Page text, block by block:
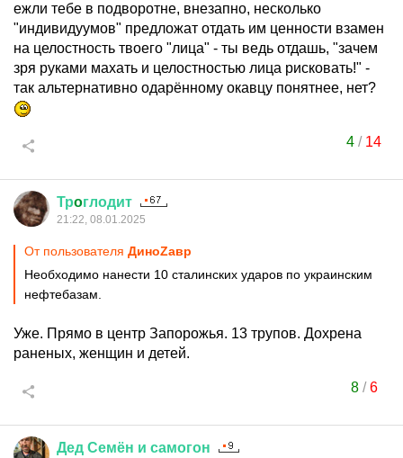
ежли тебе в подворотне, внезапно, несколько
"индивидуумов" предложат отдать им ценности взамен
на целостность твоего "лица" - ты ведь отдашь, "зачем
зря руками махать и целостностью лица рисковать!" -
так альтернативно одарённому окавцу понятнее, нет?
4 / 14
Трoглодит
21:22, 08.01.2025
От пользователя ДиноZавp
Необходимо нанести 10 сталинских ударов по украинским
нефтебазам.
Уже. Прямо в центр Запорожья. 13 трупов. Дохрена
раненых, женщин и детей.
8/6
Дед Семён и самогон